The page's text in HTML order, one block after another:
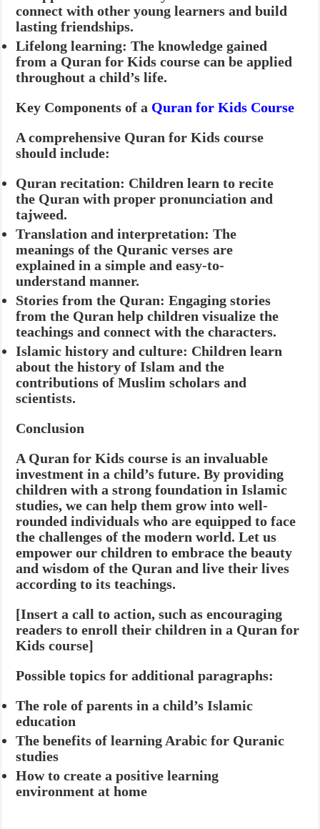
connect with other young learners and build
lasting friendships.
Lifelong learning: The knowledge gained
from a Quran for Kids course can be applied
throughout a child’s life.
Key Components of a Quran for Kids Course
A comprehensive Quran for Kids course
should include:
Quran recitation: Children learn to recite
the Quran with proper pronunciation and
tajweed.
Translation and interpretation: The
meanings of the Quranic verses are
explained in a simple and easy-to-
understand manner.
Stories from the Quran: Engaging stories
from the Quran help children visualize the
teachings and connect with the characters.
Islamic history and culture: Children learn
about the history of Islam and the
contributions of Muslim scholars and
scientists.
Conclusion
A Quran for Kids course is an invaluable
investment in a child’s future. By providing
children with a strong foundation in Islamic
studies, we can help them grow into well-
rounded individuals who are equipped to face
the challenges of the modern world. Let us
empower our children to embrace the beauty
and wisdom of the Quran and live their lives
according to its teachings.
[Insert a call to action, such as encouraging
readers to enroll their children in a Quran for
Kids course]
Possible topics for additional paragraphs:
The role of parents in a child’s Islamic
education
The benefits of learning Arabic for Quranic
studies
How to create a positive learning
environment at home